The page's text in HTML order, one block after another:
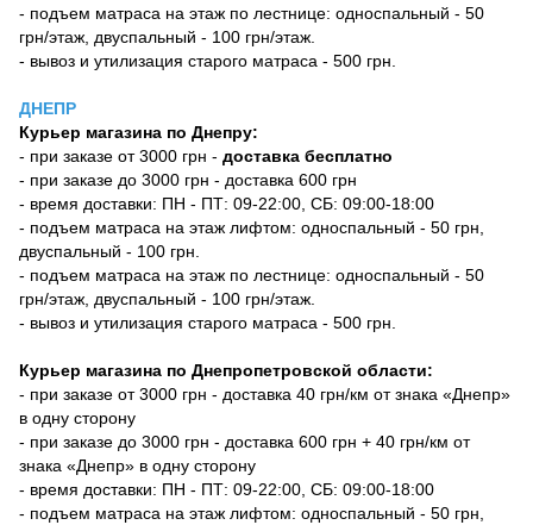
- подъем матраса на этаж по лестнице: односпальный - 50
грн/этаж, двуспальный - 100 грн/этаж.
- вывоз и утилизация старого матраса - 500 грн.
ДНЕПР
Курьер магазина по Днепру:
- при заказе от 3000 грн - доставка бесплатно
- при заказе до 3000 грн - доставка 600 грн
- время доставки: ПН - ПТ: 09-22:00, СБ: 09:00-18:00
- подъем матраса на этаж лифтом: односпальный - 50 грн,
двуспальный - 100 грн.
- подъем матраса на этаж по лестнице: односпальный - 50
грн/этаж, двуспальный - 100 грн/этаж.
- вывоз и утилизация старого матраса - 500 грн.
Курьер магазина по Днепропетровской области:
- при заказе от 3000 грн - доставка 40 грн/км от знака «Днепр»
в одну сторону
- при заказе до 3000 грн - доставка 600 грн + 40 грн/км от
знака «Днепр» в одну сторону
- время доставки: ПН - ПТ: 09-22:00, СБ: 09:00-18:00
- подъем матраса на этаж лифтом: односпальный - 50 грн,